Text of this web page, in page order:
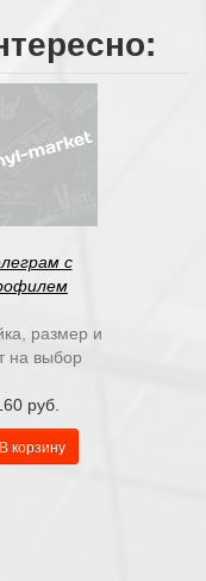
с
размер и
на выбор
руб.
корзину